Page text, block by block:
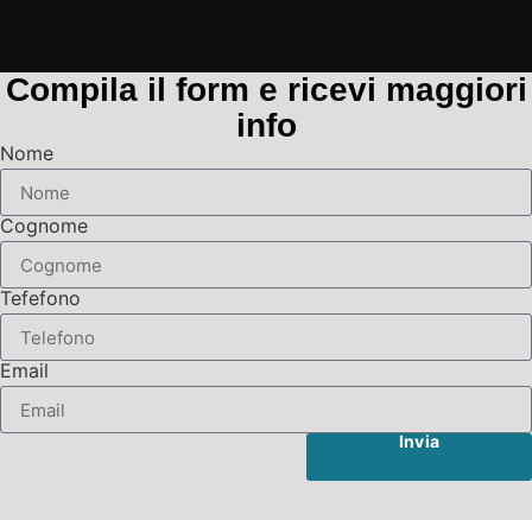
Compila il form e ricevi maggiori
info
Nome
Cognome
Tefefono
Email
Invia